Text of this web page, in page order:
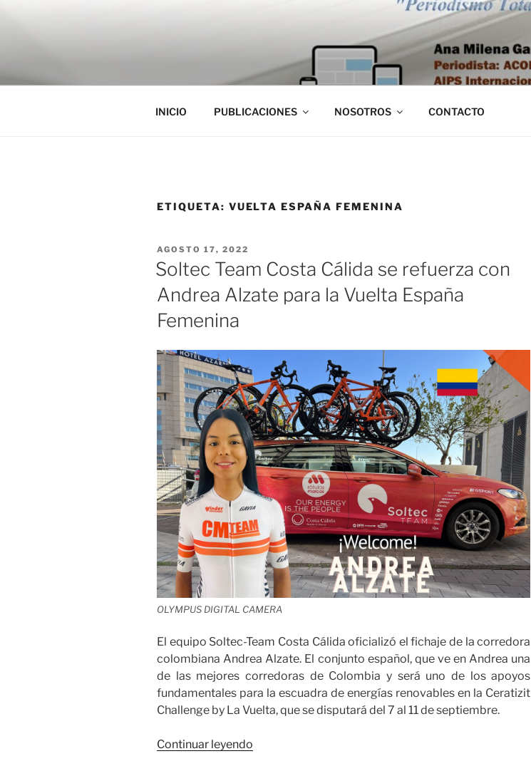
INICIO PUBLICACIONES NOSOTROS CONTACTO
ETIQUETA: VUELTA ESPAÑA FEMENINA
PUBLICADO
EL
AGOSTO 17, 2022
Soltec Team Costa Cálida se refuerza con
Andrea Alzate para la Vuelta España
Femenina
OLYMPUS DIGITAL CAMERA
El equipo Soltec-Team Costa Cálida oficializó el fichaje de la corredora
colombiana Andrea Alzate. El conjunto español, que ve en Andrea una
de las mejores corredoras de Colombia y será uno de los apoyos
fundamentales para la escuadra de energías renovables en la Ceratizit
Challenge by La Vuelta, que se disputará del 7 al 11 de septiembre.
Continuar leyendo